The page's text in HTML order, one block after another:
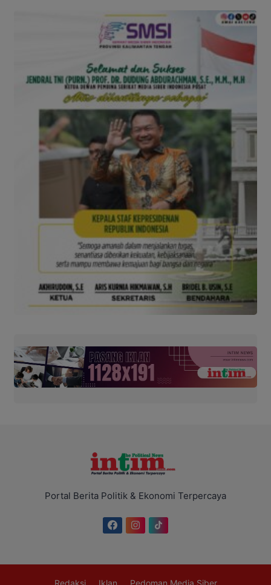
Portal Berita Politik & Ekonomi Terpercaya
Redaksi Iklan Pedoman Media Siber